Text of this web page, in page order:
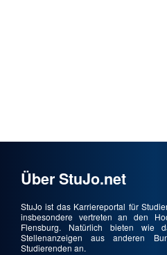
Über StuJo.net
StuJo ist das Karriereportal für
insbesondere vertreten an den
Flensburg. Natürlich bieten wie
Stellenanzeigen aus anderen
Studierenden an.